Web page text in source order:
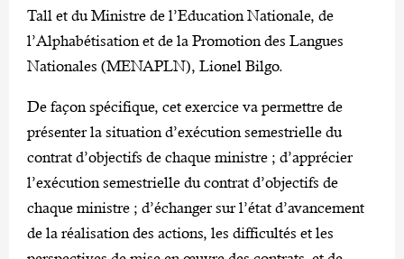
Tall et du Ministre de l’Education Nationale, de
l’Alphabétisation et de la Promotion des Langues
Nationales (MENAPLN), Lionel Bilgo.
De façon spécifique, cet exercice va permettre de
présenter la situation d’exécution semestrielle du
contrat d’objectifs de chaque ministre ; d’apprécier
l’exécution semestrielle du contrat d’objectifs de
chaque ministre ; d’échanger sur l’état d’avancement
de la réalisation des actions, les difficultés et les